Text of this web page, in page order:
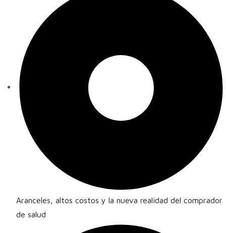
Aranceles, altos costos y la nueva realidad del comprador
de salud